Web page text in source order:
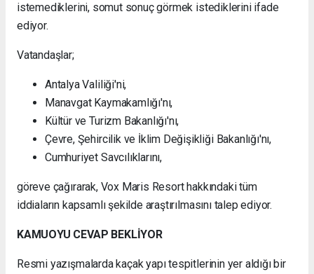
istemediklerini, somut sonuç görmek istediklerini ifade
ediyor.
Vatandaşlar;
Antalya Valiliği'ni,
Manavgat Kaymakamlığı'nı,
Kültür ve Turizm Bakanlığı'nı,
Çevre, Şehircilik ve İklim Değişikliği Bakanlığı'nı,
Cumhuriyet Savcılıklarını,
göreve çağırarak, Vox Maris Resort hakkındaki tüm
iddiaların kapsamlı şekilde araştırılmasını talep ediyor.
KAMUOYU CEVAP BEKLİYOR
Resmi yazışmalarda kaçak yapı tespitlerinin yer aldığı bir